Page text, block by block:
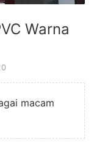
Warna
macam